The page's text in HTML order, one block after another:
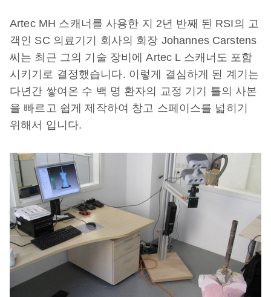
Artec MH 스캐너를 사용한 지 2년 반째 된 RSI의 고
객인 SC 의료기기 회사의 회장 Johannes Carstens
씨는 최근 그의 기술 장비에 Artec L 스캐너도 포함
시키기로 결정했습니다. 이렇게 결심하게 된 계기는
다년간 쌓여온 수 백 명 환자의 교정 기기 틀의 사본
을 빠르고 쉽게 제작하여 창고 스페이스를 넓히기
위해서 입니다.